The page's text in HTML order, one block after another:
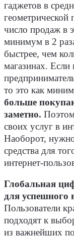
гаджетов в
геометрической
число продаж в
минимум в 2
быстрее, чем
магазинах. Если
то это как
больше
заметно.
своих услуг в
Наоборот,
средства для
интернет-
Глобальная
для успешного
Пользователи
подходят к
из важнейших